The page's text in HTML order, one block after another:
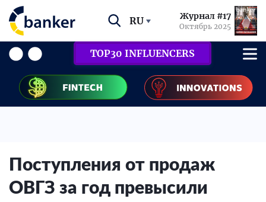
RU Журнал #17
Октябрь 2025
TOP30 INFLUENCERS
Поступления от продаж
ОВГЗ за год превысили